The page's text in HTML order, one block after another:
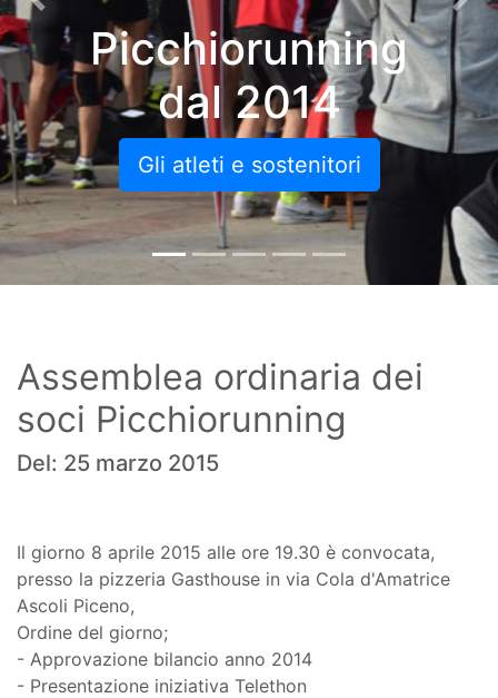
Picchiorunning
dal 2014
Gli atleti e sostenitori
Previous
Assemblea ordinaria dei
soci Picchiorunning
Del: 25 marzo 2015
Il giorno 8 aprile 2015 alle ore 19.30 è convocata,
presso la pizzeria Gasthouse in via Cola d'Amatrice
Ascoli Piceno,
Ordine del giorno;
- Approvazione bilancio anno 2014
- Presentazione iniziativa Telethon